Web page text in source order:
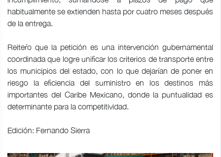
habitualmente se extienden hasta por cuatro meses después
de la entrega.
Reiteŕo que la petición es una intervención gubernamental
coordinada que logre unificar los criterios de transporte entre
los municipios del estado, con lo que dejarían de poner en
riesgo la eficiencia del suministro en los destinos más
importantes del Caribe Mexicano, donde la puntualidad es
determinante para la competitividad.
Edición: Fernando Sierra